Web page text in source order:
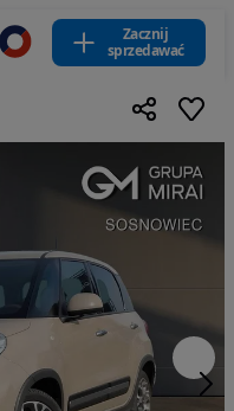
Zacznij
sprzedawać